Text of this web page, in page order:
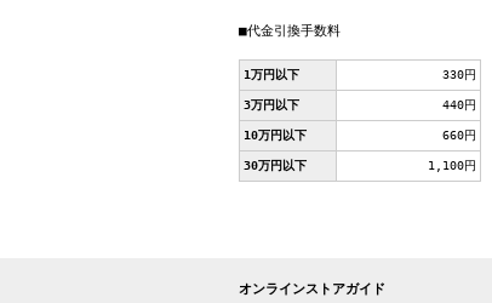
■代金引換手数料
1万円以下 330円
3万円以下 440円
10万円以下 660円
30万円以下 1,100円
オンラインストアガイド